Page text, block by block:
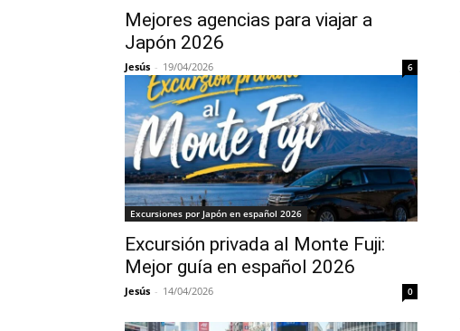
Mejores agencias para viajar a
Japón 2026
Jesús - 19/04/2026 6
Excursiones por Japón en español 2026
Excursión privada al Monte Fuji:
Mejor guía en español 2026
Jesús - 14/04/2026 0